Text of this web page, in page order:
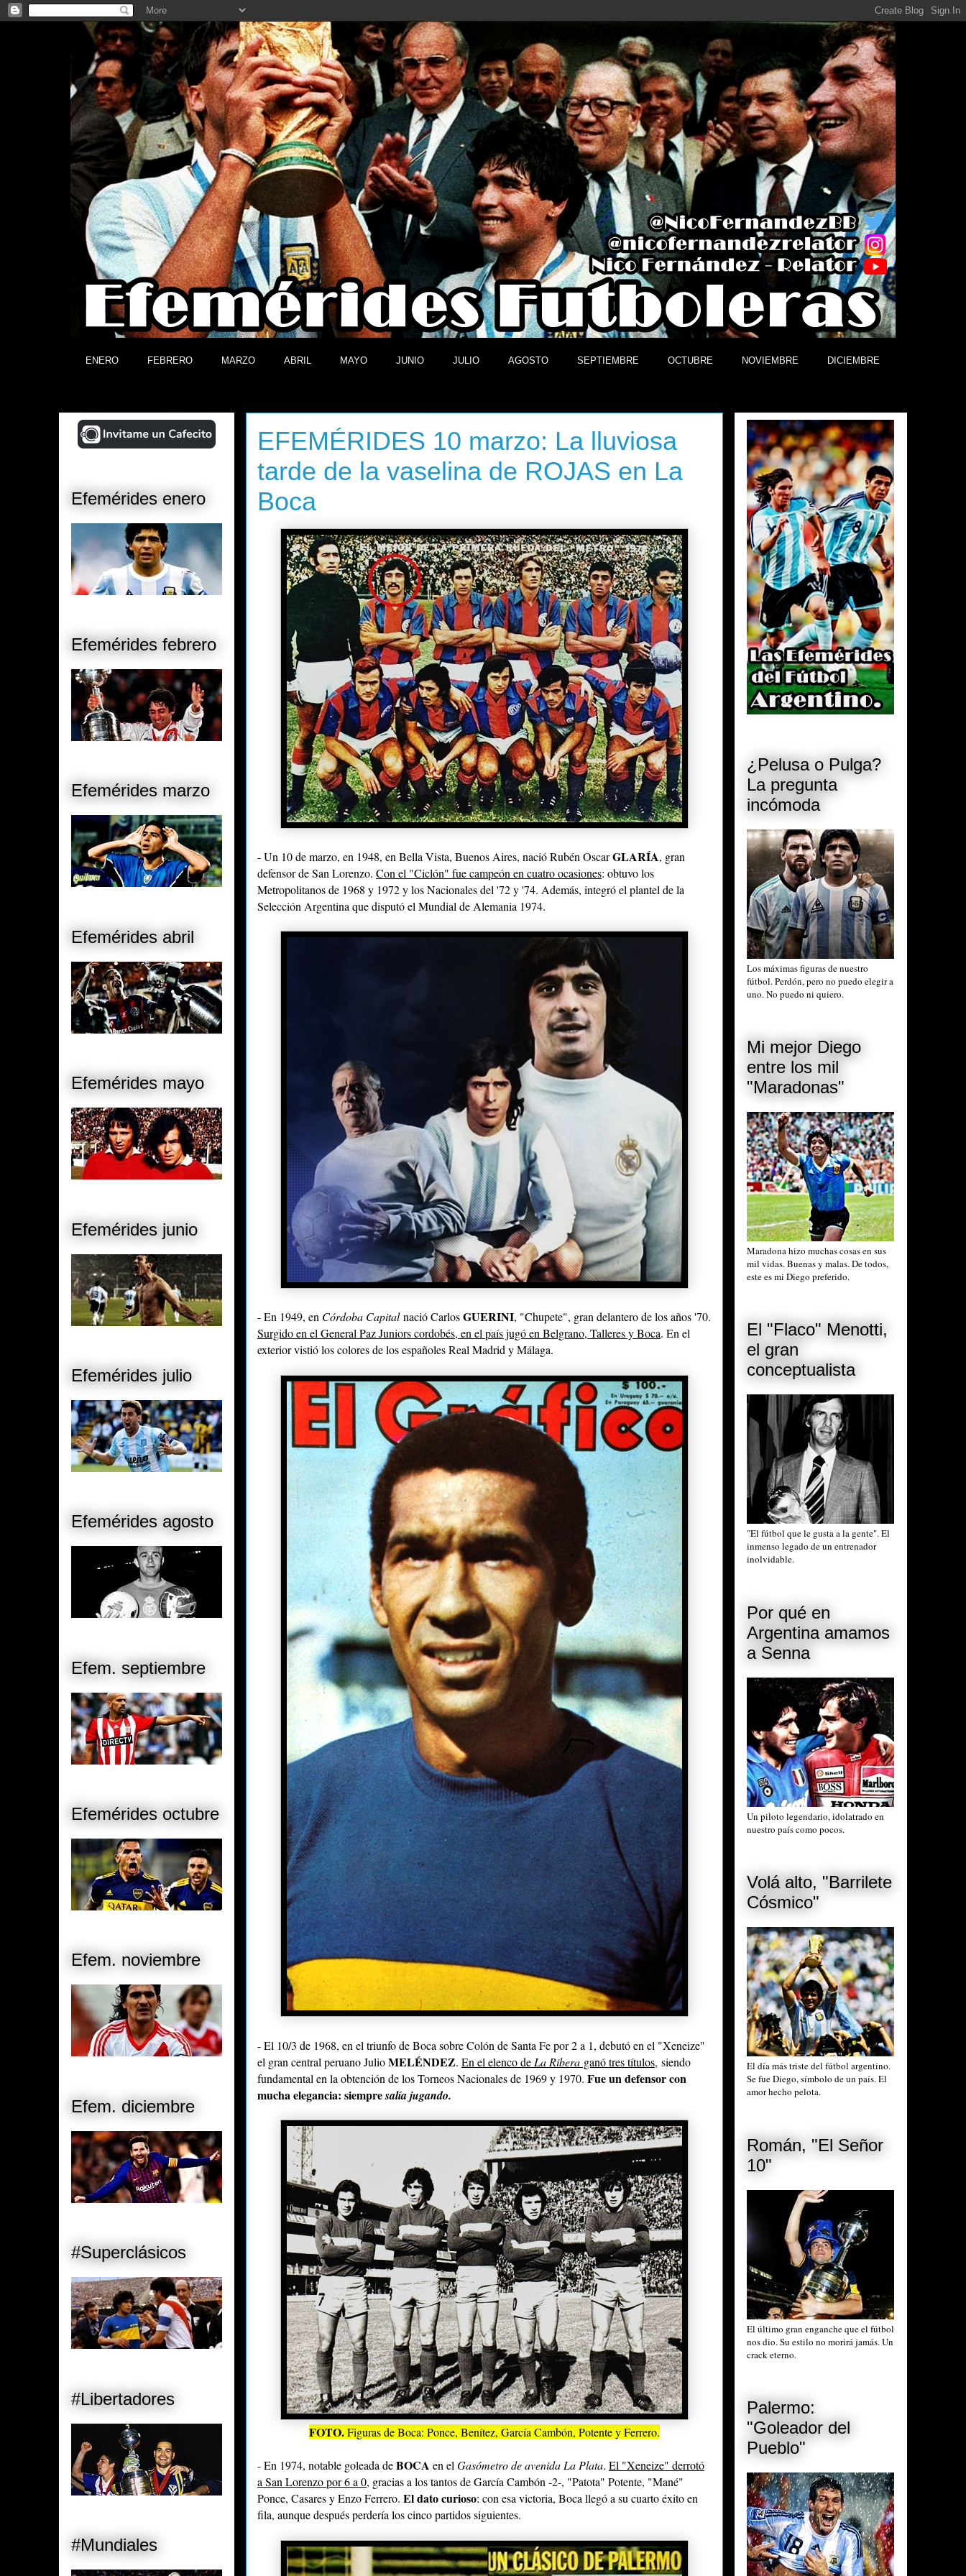
ENERO FEBRERO MARZO ABRIL MAYO JUNIO JULIO AGOSTO SEPTIEMBRE OCTUBRE NOVIEMBRE DICIEMBRE
EFEMÉRIDES 10 marzo: La lluviosa
tarde de la vaselina de ROJAS en La
Boca
- Un 10 de marzo, en 1948, en Bella Vista, Buenos Aires, nació Rubén OscarGLARÍA, gran
defensor de San Lorenzo. Con el "Ciclón" fue campeón en cuatro ocasiones: obtuvo los
Metropolitanos de 1968 y 1972 y los Nacionales del '72 y '74. Además, integró el plantel de la
Selección Argentina que disputó el Mundial de Alemania 1974.
- En 1949, en Córdoba Capitalnació CarlosGUERINI, "Chupete", gran delantero de los años '70.
Surgido en el General Paz Juniors cordobés, en el país jugó en Belgrano, Talleres y Boca. En el
exterior vistió los colores de los españoles Real Madrid y Málaga.
- El 10/3 de 1968, en el triunfo de Boca sobre Colón de Santa Fe por 2 a 1, debutó en el "Xeneize"
el gran central peruano JulioMELÉNDEZ. En el elenco de La Ribera ganó tres títulos, siendo
fundamental en la obtención de los Torneos Nacionales de 1969 y 1970. Fue un defensor con
mucha elegancia: siempresalía jugando.
FOTO.Figuras de Boca: Ponce, Benítez, García Cambón, Potente y Ferrero.
- En 1974, notable goleada deBOCA en el Gasómetro de avenida La Plata. El "Xeneize" derrotó
a San Lorenzo por 6 a 0, gracias a los tantos de García Cambón -2-, "Patota" Potente, "Mané"
Ponce, Casares y Enzo Ferrero. El dato curioso: con esa victoria, Boca llegó a su cuarto éxito en
fila, aunque después perdería los cinco partidos siguientes.
Efemérides enero
Efemérides febrero
Efemérides marzo
Efemérides abril
Efemérides mayo
Efemérides junio
Efemérides julio
Efemérides agosto
Efem. septiembre
Efemérides octubre
Efem. noviembre
Efem. diciembre
#Superclásicos
#Libertadores
#Mundiales
¿Pelusa o Pulga?
La pregunta
incómoda
Los máximas figuras de nuestro
fútbol. Perdón, pero no puedo elegir a
uno. No puedo ni quiero.
Mi mejor Diego
entre los mil
"Maradonas"
Maradona hizo muchas cosas en sus
mil vidas. Buenas y malas. De todos,
este es mi Diego preferido.
El "Flaco" Menotti,
el gran
conceptualista
"El fútbol que le gusta a la gente". El
inmenso legado de un entrenador
inolvidable.
Por qué en
Argentina amamos
a Senna
Un piloto legendario, idolatrado en
nuestro país como pocos.
Volá alto, "Barrilete
Cósmico"
El día más triste del fútbol argentino.
Se fue Diego, símbolo de un país. El
amor hecho pelota.
Román, "El Señor
10"
El último gran enganche que el fútbol
nos dio. Su estilo no morirá jamás. Un
crack eterno.
Palermo:
"Goleador del
Pueblo"